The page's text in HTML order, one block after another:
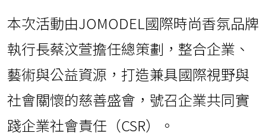
本次活動由JOMODEL國際時尚香氛品牌
執行長蔡汶萱擔任總策劃，整合企業、
藝術與公益資源，打造兼具國際視野與
社會關懷的慈善盛會，號召企業共同實
踐企業社會責任（CSR）。